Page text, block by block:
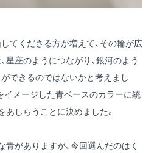
てくださる方が増えて、その輪が広
星座のようにつながり、銀河のよう
できるのではないかと考えまし
イメージした青ベースのカラーに統
あしらうことに決めました。
青がありますが、今回選んだのはく